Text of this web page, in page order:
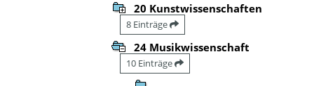
20 Kunstwissenschaften
8 Einträge
24 Musikwissenschaft
10 Einträge